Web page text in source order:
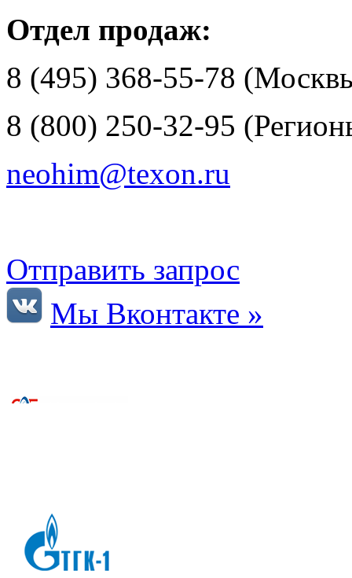
Отдел продаж:
8 (495) 368-55-78
8 (800) 250-32-95
neohim@texon.ru
Отправить запрос
Мы Вконтакте »